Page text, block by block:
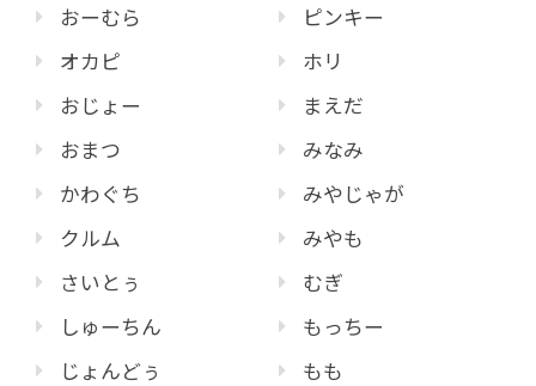
おーむら
オカピ
おじょー
おまつ
かわぐち
クルム
さいとぅ
しゅーちん
じょんどぅ
ピンキー
ホリ
まえだ
みなみ
みやじゃが
みやも
むぎ
もっちー
もも